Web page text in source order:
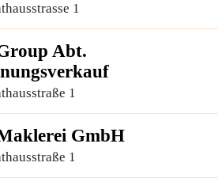
1
Abt.
1
GmbH
1